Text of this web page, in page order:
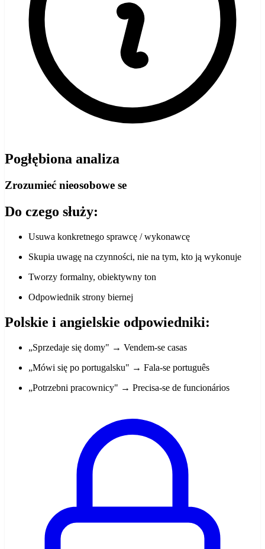
Pogłębiona analiza
Zrozumieć nieosobowe se
Do czego służy:
Usuwa konkretnego sprawcę / wykonawcę
Skupia uwagę na czynności, nie na tym, kto ją wykonuje
Tworzy formalny, obiektywny ton
Odpowiednik strony biernej
Polskie i angielskie odpowiedniki:
„Sprzedaje się domy" → Vendem-se casas
„Mówi się po portugalsku" → Fala-se português
„Potrzebni pracownicy" → Precisa-se de funcionários